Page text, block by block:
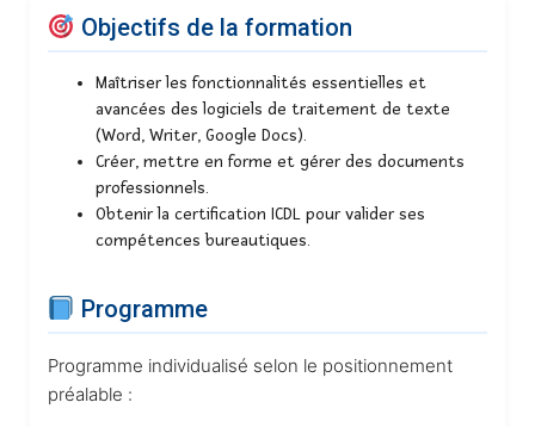
Objectifs de la formation
Maîtriser les fonctionnalités essentielles et
avancées des logiciels de traitement de texte
(Word, Writer, Google Docs).
Créer, mettre en forme et gérer des documents
professionnels.
Obtenir la certification ICDL pour valider ses
compétences bureautiques.
Programme
Programme individualisé selon le positionnement
préalable :